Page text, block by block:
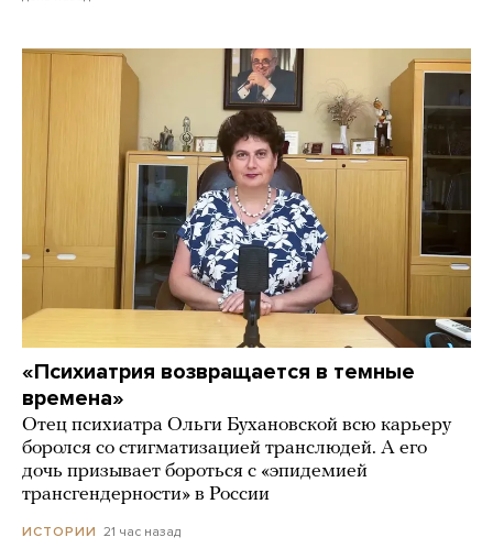
«Психиатрия возвращается в темные
времена»
Отец психиатра Ольги Бухановской всю карьеру
боролся со стигматизацией транслюдей. А его
дочь призывает бороться с «эпидемией
трансгендерности» в России
ИСТОРИИ 21 час назад